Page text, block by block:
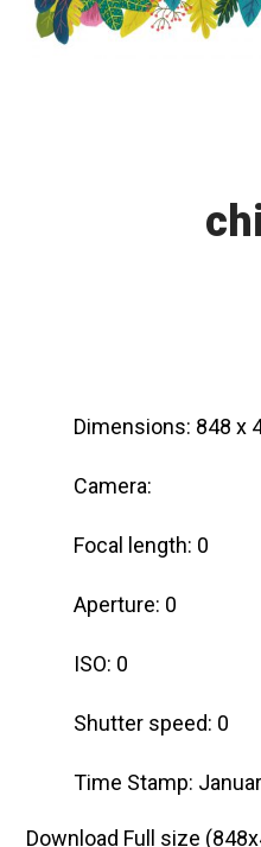
Skip
Dimensions: 848 x
Camera:
Focal length: 0
Aperture: 0
ISO: 0
Shutter speed: 0
Time Stamp:
Download Full size